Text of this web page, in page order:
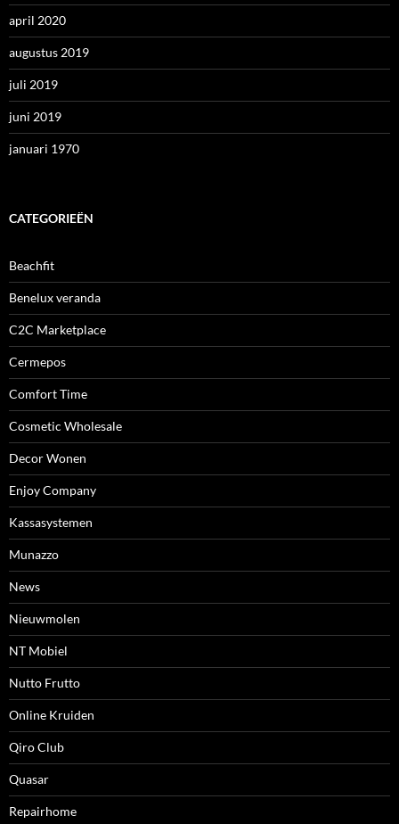
april 2020
augustus 2019
juli 2019
juni 2019
januari 1970
CATEGORIEËN
Beachfit
Benelux veranda
C2C Marketplace
Cermepos
Comfort Time
Cosmetic Wholesale
Decor Wonen
Enjoy Company
Kassasystemen
Munazzo
News
Nieuwmolen
NT Mobiel
Nutto Frutto
Online Kruiden
Qiro Club
Quasar
Repairhome